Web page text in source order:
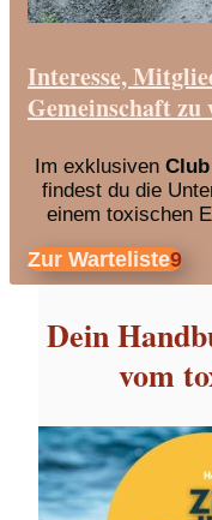
Interesse,
Gemeinschaft zu
Im exklusiven
findest du die
einem toxischen
Zur Warteliste
Dein
vom